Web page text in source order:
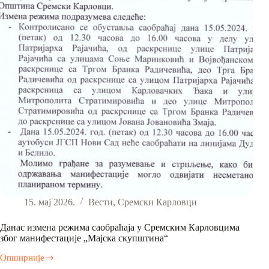
јединство
и
идентитет
15. мај 2026. Вести, Сремски Карловци
Данас измена режима саобраћаја у Сремским Карловцима
због манифестације „Мајска скупштина“
Опширније
Данас